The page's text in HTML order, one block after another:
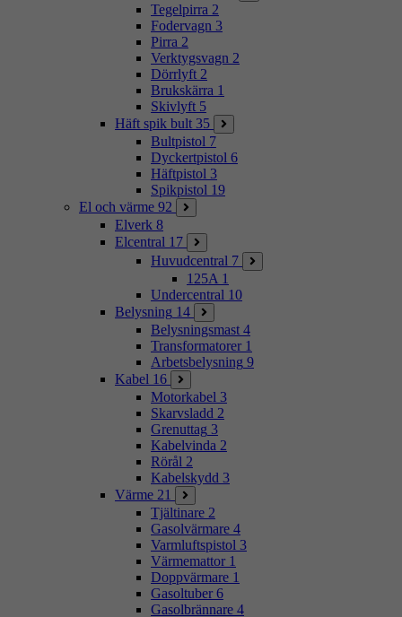
Tegelpirra 2
Fodervagn 3
Pirra 2
Verktygsvagn 2
Dörrlyft 2
Brukskärra 1
Skivlyft 5
Häft spik bult 35
Bultpistol 7
Dyckertpistol 6
Häftpistol 3
Spikpistol 19
El och värme 92
Elverk 8
Elcentral 17
Huvudcentral 7
125A 1
Undercentral 10
Belysning 14
Belysningsmast 4
Transformatorer 1
Arbetsbelysning 9
Kabel 16
Motorkabel 3
Skarvsladd 2
Grenuttag 3
Kabelvinda 2
Rörål 2
Kabelskydd 3
Värme 21
Tjältinare 2
Gasolvärmare 4
Varmluftspistol 3
Värmemattor 1
Doppvärmare 1
Gasoltuber 6
Gasolbrännare 4